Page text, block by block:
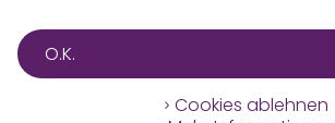
O.K.
Cookies ablehnen